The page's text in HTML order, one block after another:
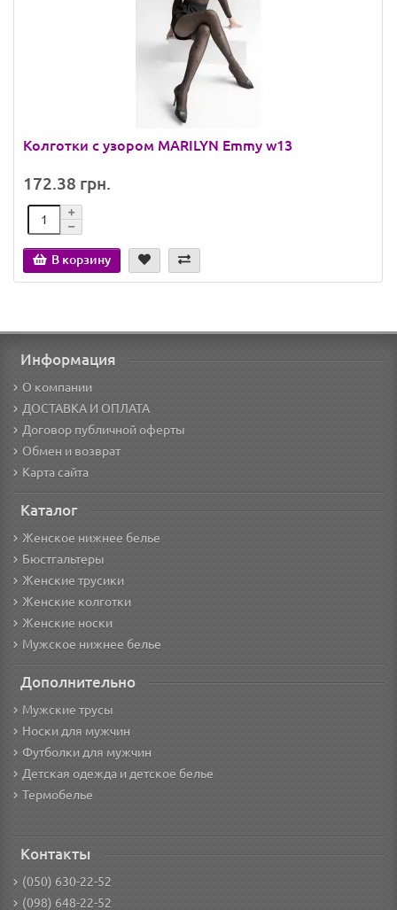
Колготки с узором MARILYN Emmy w13
172.38 грн.
В корзину
Информация
О компании
ДОСТАВКА И ОПЛАТА
Договор публичной оферты
Обмен и возврат
Карта сайта
Каталог
Женское нижнее белье
Бюстгальтеры
Женские трусики
Женские колготки
Женские носки
Мужское нижнее белье
Дополнительно
Мужские трусы
Носки для мужчин
Футболки для мужчин
Детская одежда и детское белье
Термобелье
Контакты
(050) 630-22-52
(098) 648-22-52